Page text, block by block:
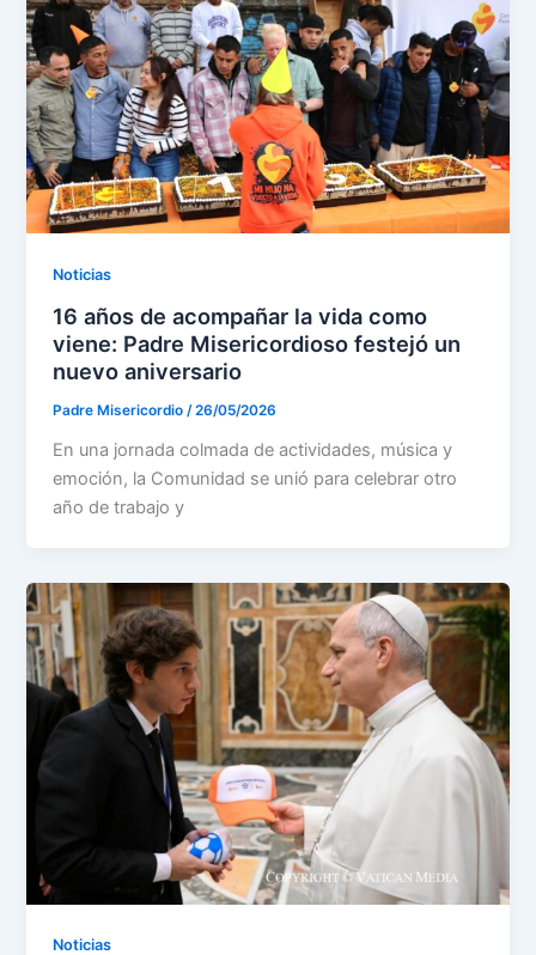
Noticias
16 años de acompañar la vida como
viene: Padre Misericordioso festejó un
nuevo aniversario
Padre Misericordio/26/05/2026
En una jornada colmada de actividades, música y
emoción, la Comunidad se unió para celebrar otro
año de trabajo y
Noticias